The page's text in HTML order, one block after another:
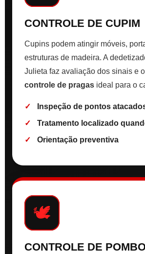
CONTROLE DE CUPIM
Cupins podem atingir móveis,
estruturas de madeira. A
Julieta faz avaliação dos sinais e
controle de pragas ideal para o
Inspeção de pontos
Tratamento localizado
Orientação preventiva
🕊️
CONTROLE DE